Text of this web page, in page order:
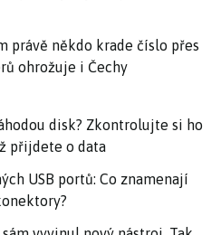
právě někdo krade číslo přes
ohrožuje i Čechy
disk? Zkontrolujte si ho
přijdete o data
USB portů: Co znamenají